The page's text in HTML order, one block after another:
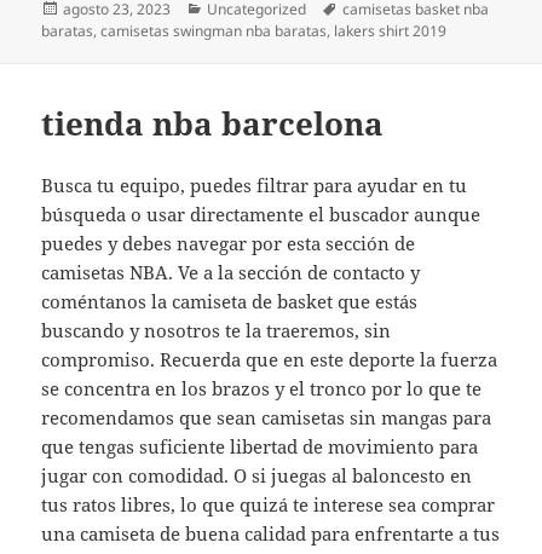
Publicado
el
agosto 23, 2023 Categorías
Uncategorized Etiquetas
camisetas basket nba
baratas,camisetas swingman nba baratas, lakers shirt 2019
tienda nba barcelona
Busca tu equipo, puedes filtrar para ayudar en tu
búsqueda o usar directamente el buscador aunque
puedes y debes navegar por esta sección de
camisetas NBA. Ve a la sección de contacto y
coméntanos la camiseta de basket que estás
buscando y nosotros te la traeremos, sin
compromiso. Recuerda que en este deporte la fuerza
se concentra en los brazos y el tronco por lo que te
recomendamos que sean camisetas sin mangas para
que tengas suficiente libertad de movimiento para
jugar con comodidad. O si juegas al baloncesto en
tus ratos libres, lo que quizá te interese sea comprar
una camiseta de buena calidad para enfrentarte a tus